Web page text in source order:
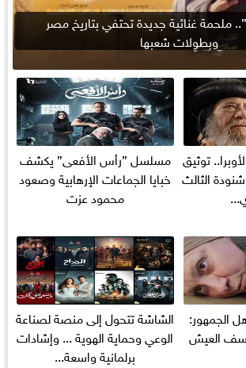
ملحمة غنائية جديدة تحتفي بتاريخ مصر
وبطولات شعبها
توثيق
الثالث
مسلسل ”رأس الأفعى” يكشف
خبايا الجماعات الإرهابية وصعود
محمود عزت
الجمهور:
العيش
الشاشة تتحول إلى منصة لصناعة
الوعي وحماية الهوية ... وإشادات
برلمانية واسعة...